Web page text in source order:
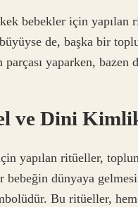
bebekler için yapılan
de, başka bir
yaparken,
ve Dini
yapılan ritüeller,
dünyaya
Bu ritüeller,